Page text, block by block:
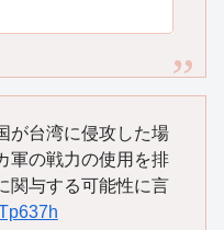
が台湾に侵攻した場
軍の戦力の使用を排
関与する可能性に言